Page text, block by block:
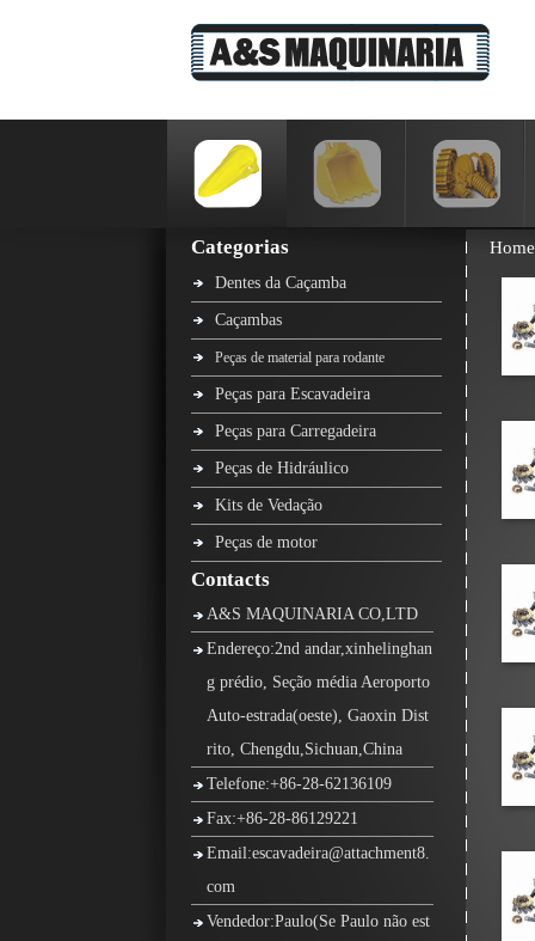
Categorias
Dentes da Caçamba
Caçambas
Peças de material para rodante
Peças para Escavadeira
Peças para Carregadeira
Peças de Hidráulico
Kits de Vedação
Peças de motor
Contacts
A&S MAQUINARIA CO,LTD
Endereço:2nd andar,xinhelinghan
g prédio, Seção média Aeroporto
Auto-estrada(oeste), Gaoxin Dist
rito, Chengdu,Sichuan,China
Telefone:+86-28-62136109
Fax:+86-28-86129221
Email:escavadeira@attachment8.
com
Vendedor:Paulo(Se Paulo não est
Home